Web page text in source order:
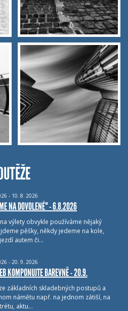
- 10. 8. 2026
NA DOVOLENÉ" - 6.8.2026
výlety obvykle používáme nějaký
pěšky, někdy jedeme na kole,
autem či…
- 20. 9. 2026
KOMPONUJTE BAREVNĚ - 20.9.
základních skladebných postupů a
námětu např. na jednom zátiší, na
aktu…